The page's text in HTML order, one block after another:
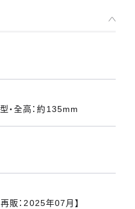
・全高：約135mm
販：2025年07月】